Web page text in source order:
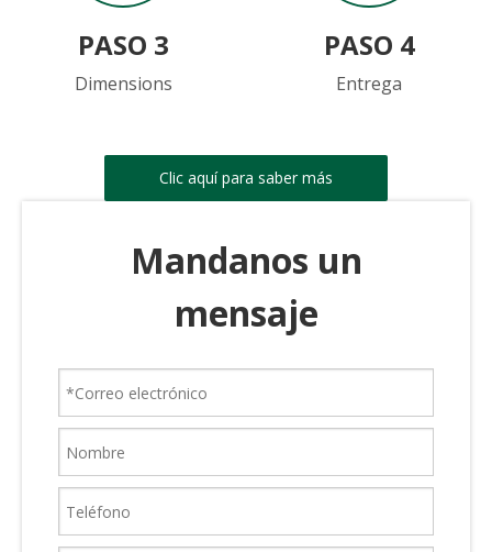
PASO 3
Dimensions
PASO 4
Entrega
Clic aquí para saber más
Mandanos un
mensaje